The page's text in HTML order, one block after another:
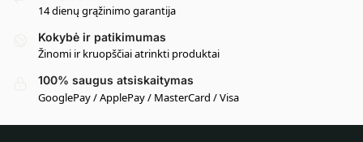
14 dienų grąžinimo garantija
Kokybė ir patikimumas
Žinomi ir kruopščiai atrinkti produktai
100% saugus atsiskaitymas
GooglePay / ApplePay / MasterCard / Visa